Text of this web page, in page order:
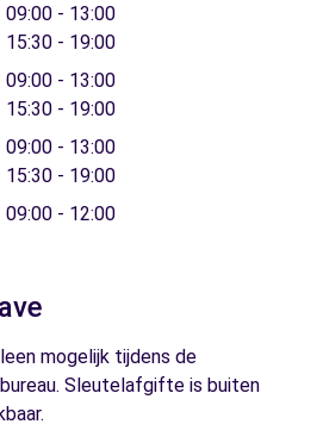
09:00 - 13:00
15:30 - 19:00
09:00 - 13:00
15:30 - 19:00
09:00 - 13:00
15:30 - 19:00
09:00 - 12:00
mogelijk tijdens de
Sleutelafgifte is buiten